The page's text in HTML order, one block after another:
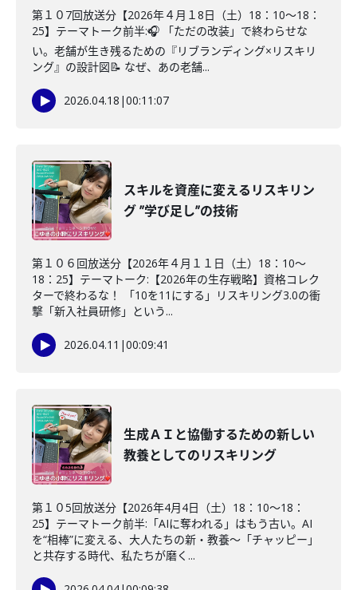
第１０7回放送分【2026年４月１8日（土）18：10～18：
25】テーマトーク前半:🎧 「ただの改装」で終わらせな
い。老舗が生き残るための『リブランディング×リスキリ
ング』の設計図📝 なぜ、あの老舗...
2026.04.18 |00:11:07
スキルを資産に変えるリスキリン
グ ”学び足し”の技術
第１０６回放送分【2026年４月１１日（土）18：10～
18：25】テーマトーク:【2026年の生存戦略】資格コレク
ターで終わるな！ 「10を11にする」リスキリング3.0の衝
撃「新入社員研修」という...
2026.04.11 |00:09:41
生成ＡＩと協働するための新しい
教養としてのリスキリング
第１０5回放送分【2026年4月4日（土）18：10～18：
25】テーマトーク前半:「AIに奪われる」はもう古い。AI
を“相棒”に変える、大人たちの新・教養〜「チャッピー」
と共存する時代、私たちが磨く...